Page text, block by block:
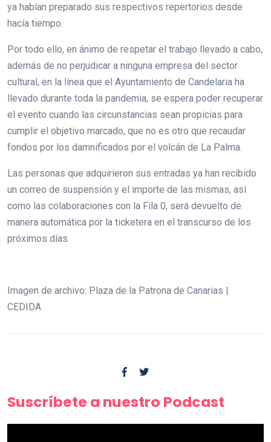
ya habían preparado sus respectivos repertorios desde
hacía tiempo.
Por todo ello, en ánimo de respetar el trabajo llevado a cabo,
además de no perjudicar a ninguna empresa del sector
cultural, en la línea que el Ayuntamiento de Candelaria ha
llevado durante toda la pandemia, se espera poder recuperar
el evento cuando las circunstancias sean propicias para
cumplir el objetivo marcado, que no es otro que recaudar
fondos por los damnificados por el volcán de La Palma.
Las personas que adquirieron sus entradas ya han recibido
un correo de suspensión y el importe de las mismas, así
como las colaboraciones con la Fila 0, será devuelto de
manera automática por la ticketera en el transcurso de los
próximos días.
Imagen de archivo: Plaza de la Patrona de Canarias |
CEDIDA
Suscríbete a nuestro Podcast